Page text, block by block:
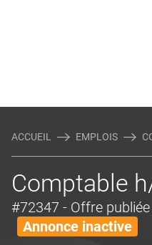
ACCUEIL EMPLOIS
Comptable
#72347 - Offre
Annonce inactive